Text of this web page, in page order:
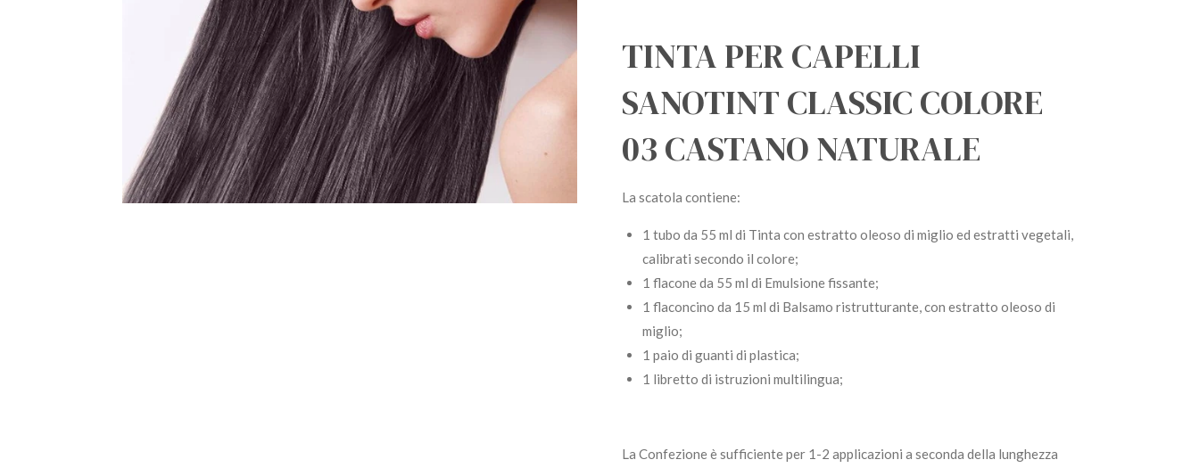
TINTA PER CAPELLI
SANOTINT CLASSIC COLORE
03 CASTANO NATURALE
La scatola contiene:
1 tubo da 55 ml di Tinta con estratto oleoso di miglio ed estratti vegetali,
calibrati secondo il colore;
1 flacone da 55 ml di Emulsione fissante;
1 flaconcino da 15 ml di Balsamo ristrutturante, con estratto oleoso di
miglio;
1 paio di guanti di plastica;
1 libretto di istruzioni multilingua;
La Confezione è sufficiente per 1-2 applicazioni a seconda della lunghezza